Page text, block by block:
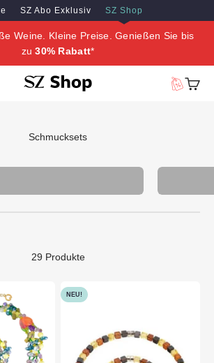
SZ Abo Exklusiv SZ Shop
Weine. Kleine Preise. Genießen Sie bis
zu30% Rabatt*
SZ Erleben
Schmucksets
29 Produkte
NEU!